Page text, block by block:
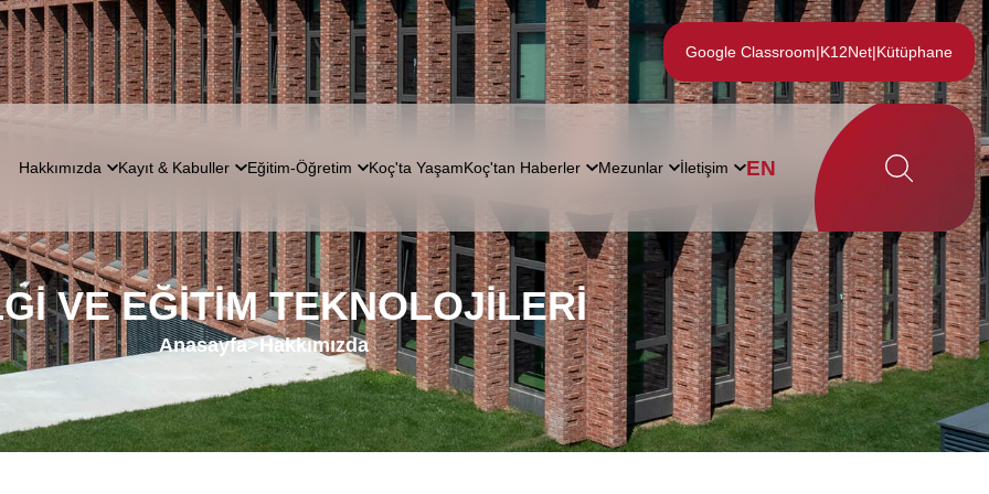
Google Classroom|K12Net|Kütüphane
Hakkımızda Kayıt & Kabuller Eğitim-Öğretim Koç'ta YaşamKoç'tan Haberler Mezunlar İletişim EN
VE EĞITIM TEKNOLOJILERI
Anasayfa>Hakkımızda